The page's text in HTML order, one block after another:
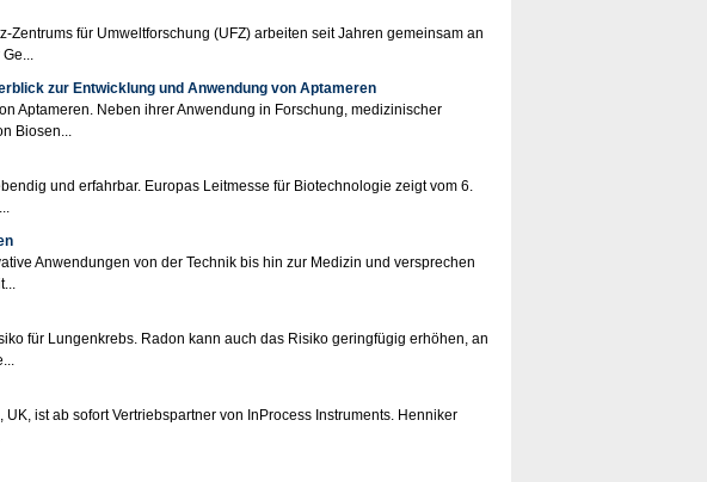
für Umweltforschung (UFZ) arbeiten seit Jahren gemeinsam an
zur Entwicklung und Anwendung von Aptameren
Aptameren. Neben ihrer Anwendung in Forschung, medizinischer
Biosen...
und erfahrbar. Europas Leitmesse für Biotechnologie zeigt vom 6.
Anwendungen von der Technik bis hin zur Medizin und versprechen
für Lungenkrebs. Radon kann auch das Risiko geringfügig erhöhen, an
ist ab sofort Vertriebspartner von InProcess Instruments. Henniker